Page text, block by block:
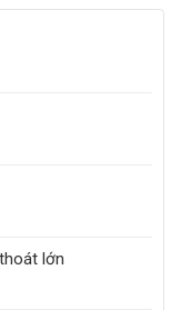
lớn